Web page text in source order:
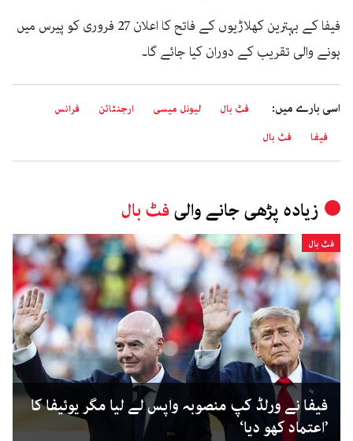
فیفا کے بہترین کھلاڑیوں کے فاتح کا اعلان 27 فروری کو پیرس میں
ہونے والی تقریب کے دوران کیا جائے گا۔
اسی بارے میں: فٹ بال لیونل میسی ارجنٹائن
فرانس
فیفا
فٹ بال
زیادہ پڑھی جانے والیفٹ بال
فٹ بال
فیفا نے ورلڈ کپ منصوبہ واپس لے لیا مگر یوئیفا کا
’اعتماد کھو دیا‘